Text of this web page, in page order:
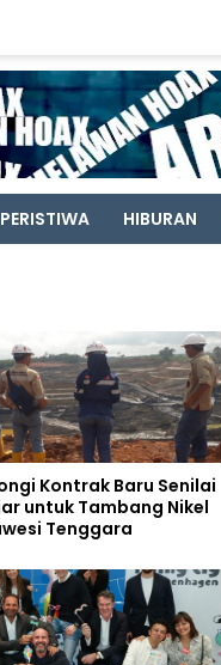
PERISTIWA HIBURAN
Kontrak Baru Senilai
untuk Tambang Nikel
Tenggara